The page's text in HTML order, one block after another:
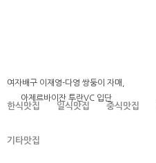
여자배구 이재영-다영 쌍둥이 자매,
아제르바이잔 투란VC 입단
한식맛집 일식맛집 중식맛집
기타맛집